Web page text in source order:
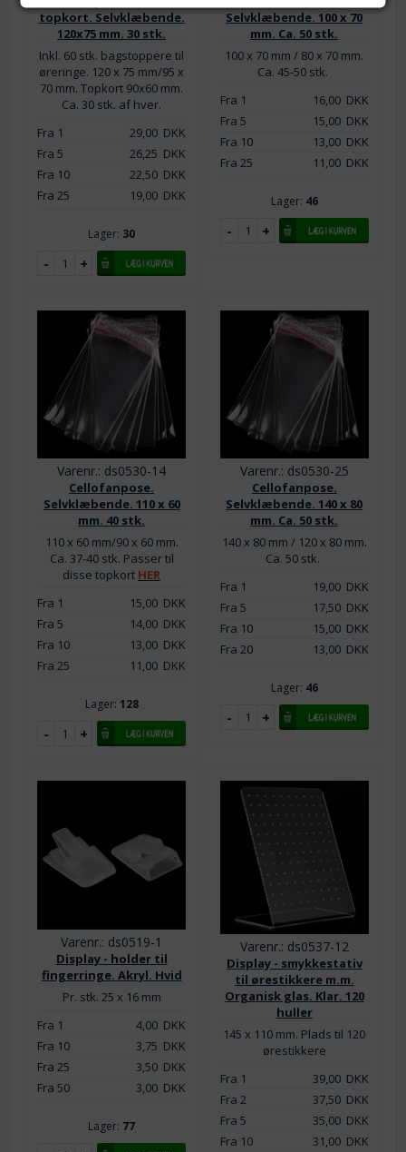
topkort. Selvklæbende.
120x75 mm. 30 stk.
Inkl. 60 stk. bagstoppere til
øreringe. 120 x 75 mm/95 x
70 mm. Topkort 90x60 mm.
Ca. 30 stk. af hver.
Fra 1
29,00DKK
Fra 5
26,25 DKK
Fra 10
22,50DKK
Fra 25
19,00DKK
Lager: 30
Selvklæbende. 100 x 70
mm. Ca. 50 stk.
100 x 70 mm / 80 x 70 mm.
Ca. 45-50 stk.
Fra 1
16,00DKK
Fra 5
15,00DKK
Fra 10
13,00DKK
Fra 25
11,00DKK
Lager: 46
Varenr.: ds0530-14
Cellofanpose.
Selvklæbende. 110 x 60
mm. 40 stk.
110 x 60 mm/90 x 60 mm.
Ca. 37-40 stk. Passer til
disse topkort HER
Fra 1
15,00DKK
Fra 5
14,00DKK
Fra 10
13,00DKK
Fra 25
11,00DKK
Lager: 128
Varenr.: ds0530-25
Cellofanpose.
Selvklæbende. 140 x 80
mm. Ca. 50 stk.
140 x 80 mm / 120 x 80 mm.
Ca. 50 stk.
Fra 1
19,00DKK
Fra 5
17,50DKK
Fra 10
15,00DKK
Fra 20
13,00DKK
Lager: 46
Varenr.: ds0519-1
Display - holder til
fingerringe. Akryl. Hvid
Pr. stk. 25 x 16 mm
Fra 1
4,00DKK
Fra 10
3,75 DKK
Fra 25
3,50DKK
Fra 50
3,00DKK
Lager: 77
Varenr.: ds0537-12
Display - smykkestativ
til ørestikkere m.m.
Organisk glas. Klar. 120
huller
145 x 110 mm. Plads til 120
ørestikkere
Fra 1
39,00DKK
Fra 2
37,50DKK
Fra 5
35,00DKK
Fra 10
31,00DKK
*Du bliver medlem af vores kundeklub, hvor du modtager nyheder og
tilbud fra os. Du kan altid let afmelde dig igen.
Se vores
Persondatapolitik her.